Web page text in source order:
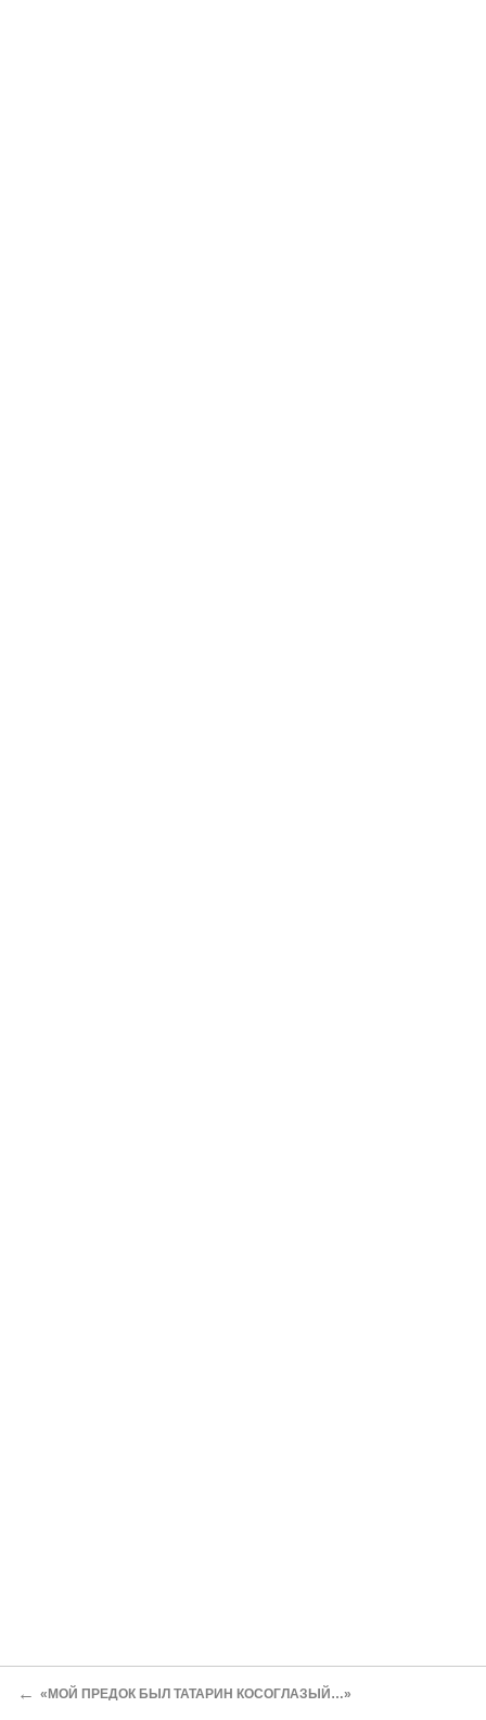
← «МОЙ ПРЕДОК БЫЛ ТАТАРИН КОСОГЛАЗЫЙ…»